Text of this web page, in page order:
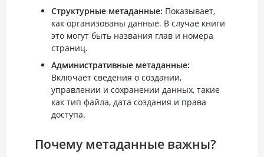
Структурные метаданные: Показывает,
как организованы данные. В случае книги
это могут быть названия глав и номера
страниц.
Административные метаданные:
Включает сведения о создании,
управлении и сохранении данных, такие
как тип файла, дата создания и права
доступа.
Почему метаданные важны?